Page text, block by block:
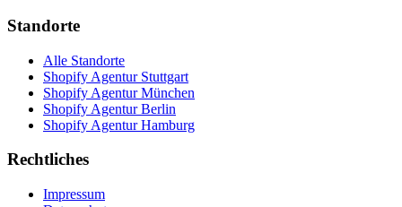
Standorte
Alle Standorte
Shopify Agentur Stuttgart
Shopify Agentur München
Shopify Agentur Berlin
Shopify Agentur Hamburg
Rechtliches
Impressum